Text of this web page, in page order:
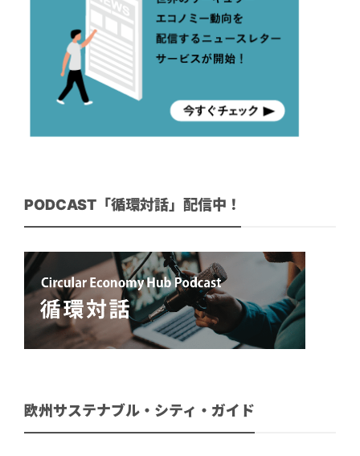
PODCAST「循環対話」配信中！
欧州サステナブル・シティ・ガイド